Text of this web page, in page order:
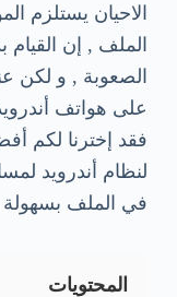
الاحيان يستلزم
الملف , إن القيام
على هواتف
لنظام أندرويد
في الملف بسهولة
المحتويات